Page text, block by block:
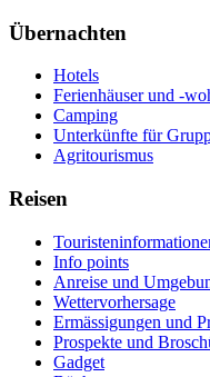
Übernachten
Hotels
Ferienhäuser und -
Camping
Unterkünfte für
Agritourismus
Reisen
Info points
Anreise und
Wettervorhersage
Ermässigungen und
Prospekte und
Gadget